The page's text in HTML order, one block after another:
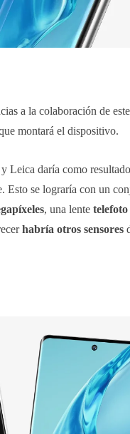
a la colaboración de
montará el dispositivo.
daría como
se lograría con un
, una lente telefoto
habría otros sensores